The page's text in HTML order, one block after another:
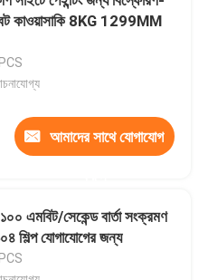
কাওয়াসাকি 8KG 1299MM
আমাদের সাথে যোগাযোগ
এমবিট/সেকেন্ড বার্তা সংক্রমণ
শিল্প যোগাযোগের জন্য